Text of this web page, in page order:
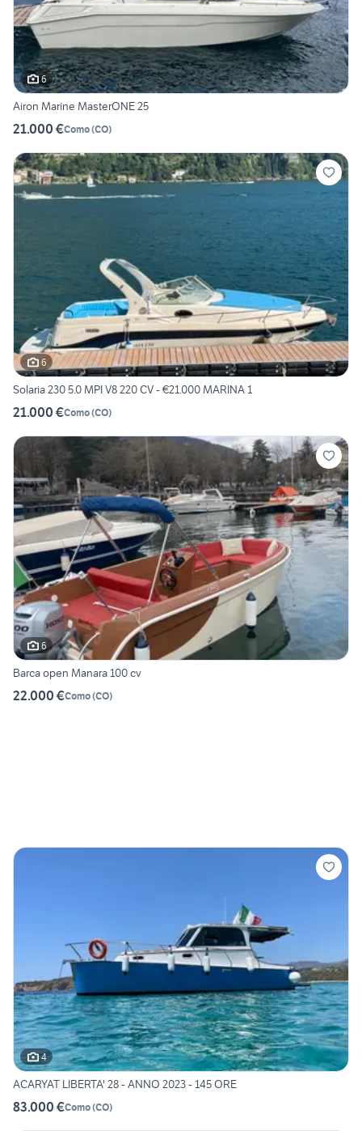
6
Airon Marine MasterONE 25
21.000 €Como(CO)
6
Solaria 230 5.0 MPI V8 220 CV - €21.000 MARINA 1
21.000 €Como(CO)
6
Barca open Manara 100 cv
22.000 €Como(CO)
4
ACARYAT LIBERTA' 28 - ANNO 2023 - 145 ORE
83.000 €Como(CO)